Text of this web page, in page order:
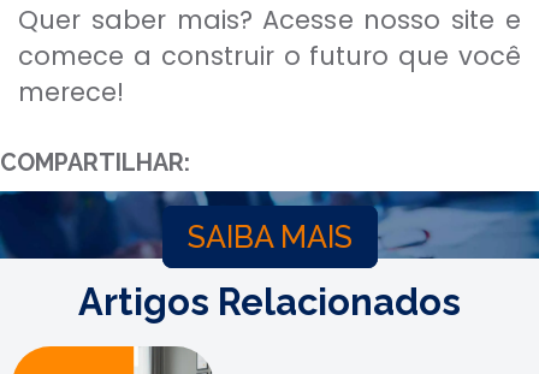
Quer saber mais? Acesse nosso site e
comece a construir o futuro que você
merece!
COMPARTILHAR:
SAIBA MAIS
Artigos Relacionados